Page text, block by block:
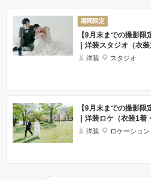
期間限定
【9月末までの撮影
｜洋装スタジオ（衣
洋装 スタジオ
【9月末までの撮影
｜洋装ロケ（衣装1着
洋装 ロケーション